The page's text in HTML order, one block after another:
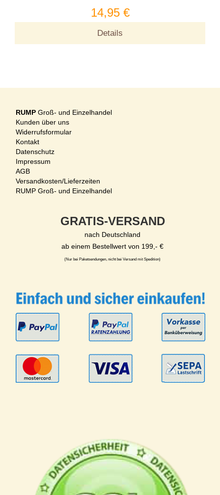
14,95 €
Details
RUMP Groß- und Einzelhandel
Kunden über uns
Widerrufsformular
Kontakt
Datenschutz
Impressum
AGB
Versandkosten/Lieferzeiten
RUMP Groß- und Einzelhandel
GRATIS-VERSAND
nach Deutschland
ab einem Bestellwert von 199,- €
(Nur bei Paketsendungen, nicht bei Versand mit Spedition)